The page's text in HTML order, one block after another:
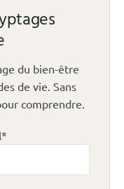
du bien-être
de vie. Sans
comprendre.